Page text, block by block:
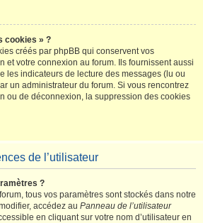
cookies » ?
créés par phpBB qui conservent vos
et votre connexion au forum. Ils fournissent aussi
les indicateurs de lecture des messages (lu ou
un administrateur du forum. Si vous rencontrez
ou de déconnexion, la suppression des cookies
de l’utilisateur
?
tous vos paramètres sont stockés dans notre
accédez au Panneau de l’utilisateur
en cliquant sur votre nom d’utilisateur en